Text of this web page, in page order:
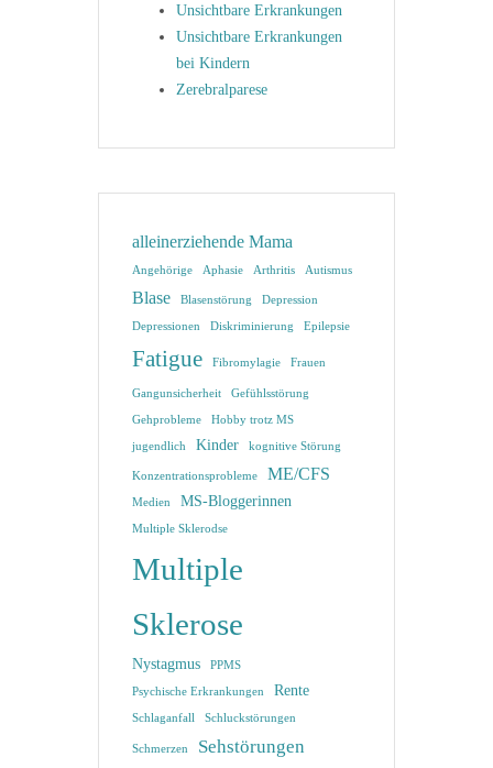
Unsichtbare Erkrankungen
Unsichtbare Erkrankungen
bei Kindern
Zerebralparese
alleinerziehende Mama
Angehörige Aphasie Arthritis Autismus
Blase Blasenstörung Depression
Depressionen Diskriminierung Epilepsie
Fatigue Fibromylagie Frauen
Gangunsicherheit Gefühlsstörung
Gehprobleme Hobby trotz MS
jugendlich Kinder kognitive Störung
Konzentrationsprobleme ME/CFS
Medien MS-Bloggerinnen
Multiple Sklerodse
Multiple
Sklerose
Nystagmus PPMS
Psychische Erkrankungen Rente
Schlaganfall Schluckstörungen
Schmerzen Sehstörungen